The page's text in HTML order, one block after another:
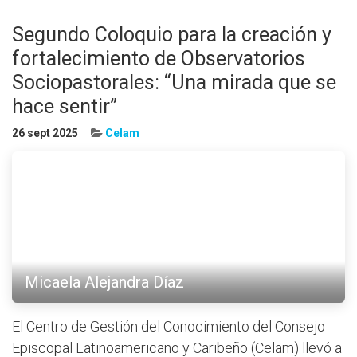
Segundo Coloquio para la creación y
fortalecimiento de Observatorios
Sociopastorales: “Una mirada que se
hace sentir”
26 sept 2025 Celam
Micaela Alejandra Díaz
El Centro de Gestión del Conocimiento del Consejo
Episcopal Latinoamericano y Caribeño (Celam) llevó a